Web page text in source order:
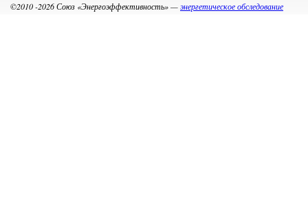
©2010 -2026 Союз «Энергоэффективность» —энергетическое обследование